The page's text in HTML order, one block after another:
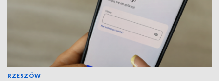
RZESZÓW